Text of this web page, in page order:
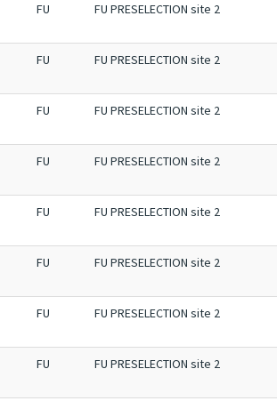
FU FU PRESELECTION site 2
FU FU PRESELECTION site 2
FU FU PRESELECTION site 2
FU FU PRESELECTION site 2
FU FU PRESELECTION site 2
FU FU PRESELECTION site 2
FU FU PRESELECTION site 2
FU FU PRESELECTION site 2